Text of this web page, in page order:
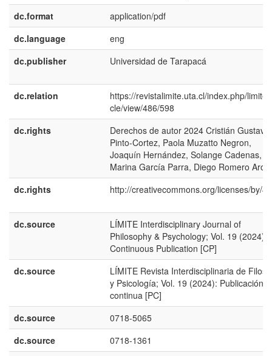
dc.format
application/pdf
dc.language
eng
dc.publisher
Universidad de Tarapacá
dc.relation
https://revistalimite.uta.cl/index.php/limite/
cle/view/486/598
dc.rights
Derechos de autor 2024 Cristián Gustavo
Pinto-Cortez, Paola Muzatto Negron,
Joaquín Hernández, Solange Cadenas,
Marina García Parra, Diego Romero Aros
dc.rights
http://creativecommons.org/licenses/by/
dc.source
LÍMITE Interdisciplinary Journal of
Philosophy & Psychology; Vol. 19 (2024):
Continuous Publication [CP]
dc.source
LÍMITE Revista Interdisciplinaria de
y Psicología; Vol. 19 (2024): Publicación
continua [PC]
dc.source
0718-5065
dc.source
0718-1361